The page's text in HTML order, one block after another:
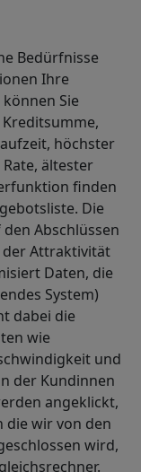
Bedürfnisse
Ihre
Sie
höchster
ältester
finden
Die
Abschlüssen
der Attraktivität
Daten, die
System)
dabei die
wie
und
der Kundinnen
angeklickt,
die wir von den
wird,